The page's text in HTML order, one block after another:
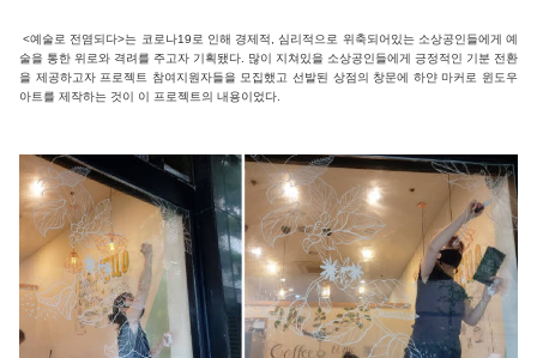
<예술로 전염되다>는 코로나19로 인해 경제적, 심리적으로 위축되어있는 소상공인들에게 예
술을 통한 위로와 격려를 주고자 기획됐다. 많이 지쳐있을 소상공인들에게 긍정적인 기분 전환
을 제공하고자 프로젝트 참여지원자들을 모집했고 선발된 상점의 창문에 하얀 마커로 윈도우
아트를 제작하는 것이 이 프로젝트의 내용이었다.